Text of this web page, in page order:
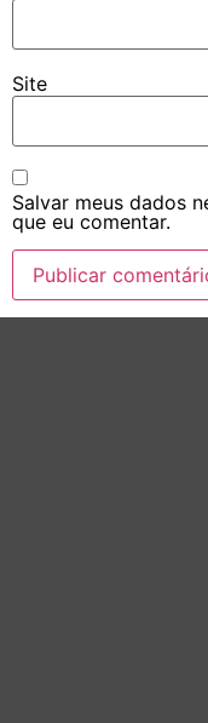
Site
Salvar meus dados
que eu comentar.